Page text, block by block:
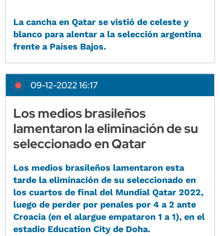
La cancha en Qatar se vistió de celeste y
blanco para alentar a la selección argentina
frente a Países Bajos.
09-12-2022 16:17
Los medios brasileños
lamentaron la eliminación de su
seleccionado en Qatar
Los medios brasileños lamentaron esta
tarde la eliminación de su seleccionado en
los cuartos de final del Mundial Qatar 2022,
luego de perder por penales por 4 a 2 ante
Croacia (en el alargue empataron 1 a 1), en el
estadio Education City de Doha.